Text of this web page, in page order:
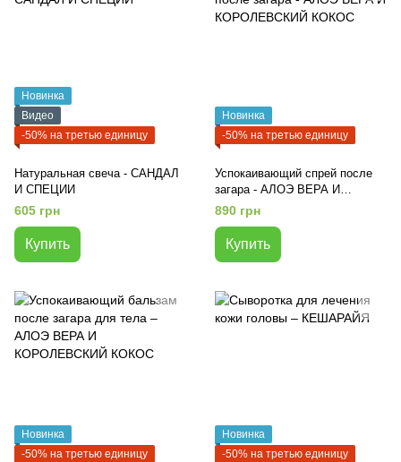
Новинка
Видео
-50% на третью единицу
Натуральная свеча - САНДАЛ
И СПЕЦИИ
605 грн
Купить
Новинка
-50% на третью единицу
Успокаивающий спрей после
загара - АЛОЭ ВЕРА И
КОРОЛЕВСКИЙ КОКОС
890 грн
Купить
Новинка
-50% на третью единицу
Новинка
-50% на третью единицу